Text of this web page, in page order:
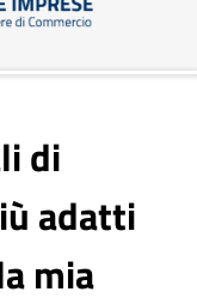
di
adatti
mia